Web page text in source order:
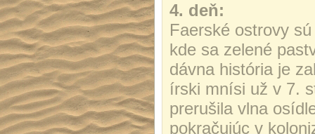
4. deň:
Faerské ostrovy
kde sa zelené
dávna história je
írski mnísi už v 7.
prerušila vlna
pokračujúc v